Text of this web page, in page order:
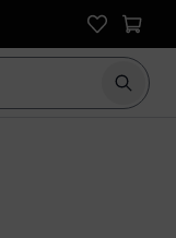
Iniciar